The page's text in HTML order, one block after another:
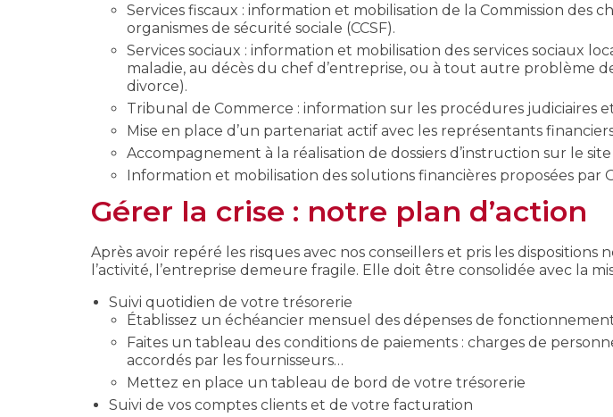
Services fiscaux : information et mobilisation de la Commission des
organismes de sécurité sociale (CCSF).
Services sociaux : information et mobilisation des services sociaux
maladie, au décès du chef d’entreprise, ou à tout autre problème
divorce).
Tribunal de Commerce : information sur les procédures judiciaires
Mise en place d’un partenariat actif avec les représentants
Accompagnement à la réalisation de dossiers d’instruction sur le
Information et mobilisation des solutions financières proposées par
Gérer la crise : notre plan d’action
Après avoir repéré les risques avec nos conseillers et pris les dispositions
l’activité, l’entreprise demeure fragile. Elle doit être consolidée avec la
Suivi quotidien de votre trésorerie
Établissez un échéancier mensuel des dépenses de
Faites un tableau des conditions de paiements : charges de
accordés par les fournisseurs…
Mettez en place un tableau de bord de votre trésorerie
Suivi de vos comptes clients et de votre facturation